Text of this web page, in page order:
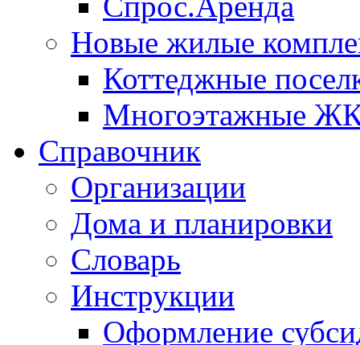
Новые жилые
Коттеджные
Многоэтажные
Справочник
Организации
Дома и планировки
Словарь
Инструкции
Оформление